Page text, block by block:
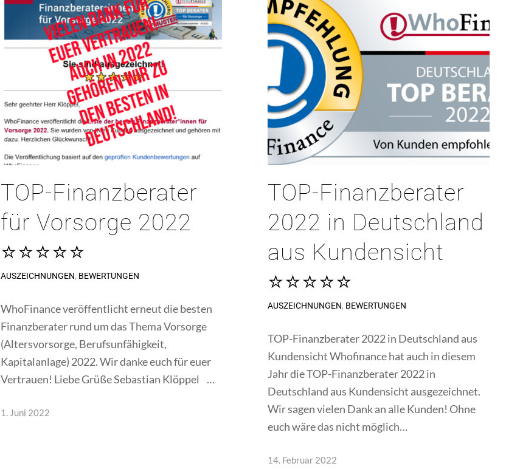
TOP-Finanzberater
für Vorsorge 2022
⭐⭐⭐⭐⭐
AUSZEICHNUNGEN, BEWERTUNGEN
WhoFinance veröffentlicht erneut die besten
Finanzberater rund um das Thema Vorsorge
(Altersvorsorge, Berufsunfähigkeit,
Kapitalanlage) 2022. Wir danke euch für euer
Vertrauen! Liebe Grüße Sebastian Klöppel …
1. Juni 2022
TOP-Finanzberater
2022 in Deutschland
aus Kundensicht
⭐⭐⭐⭐⭐
AUSZEICHNUNGEN, BEWERTUNGEN
TOP-Finanzberater 2022 in Deutschland aus
Kundensicht Whofinance hat auch in diesem
Jahr die TOP-Finanzberater 2022 in
Deutschland aus Kundensicht ausgezeichnet.
Wir sagen vielen Dank an alle Kunden! Ohne
euch wäre das nicht möglich…
14. Februar 2022